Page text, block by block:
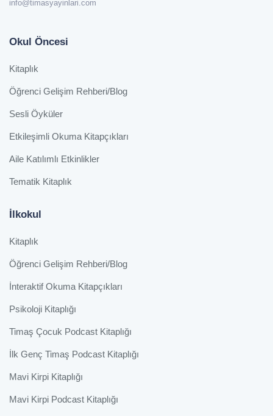
info@timasyayinlari.com
Okul Öncesi
Kitaplık
Öğrenci Gelişim Rehberi/Blog
Sesli Öyküler
Etkileşimli Okuma Kitapçıkları
Aile Katılımlı Etkinlikler
Tematik Kitaplık
İlkokul
Kitaplık
Öğrenci Gelişim Rehberi/Blog
İnteraktif Okuma Kitapçıkları
Psikoloji Kitaplığı
Timaş Çocuk Podcast Kitaplığı
İlk Genç Timaş Podcast Kitaplığı
Mavi Kirpi Kitaplığı
Mavi Kirpi Podcast Kitaplığı